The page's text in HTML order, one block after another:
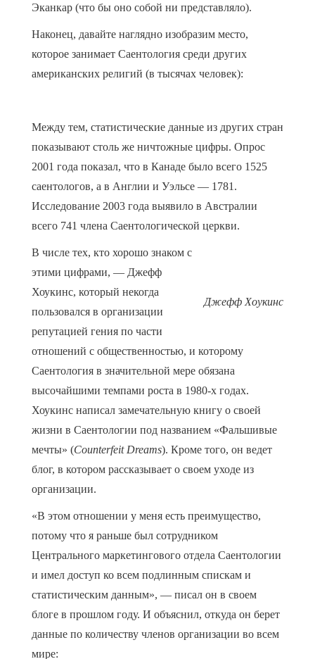
Эканкар (что бы оно собой ни представляло).
Наконец, давайте наглядно изобразим место,
которое занимает Саентология среди других
американских религий (в тысячах человек):
Между тем, статистические данные из других стран
показывают столь же ничтожные цифры. Опрос
2001 года показал, что в Канаде было всего 1525
саентологов, а в Англии и Уэльсе — 1781.
Исследование 2003 года выявило в Австралии
всего 741 члена Саентологической церкви.
Джефф Хоукинс
В числе тех, кто хорошо знаком с
этими цифрами, — Джефф
Хоукинс, который некогда
пользовался в организации
репутацией гения по части
отношений с общественностью, и которому
Саентология в значительной мере обязана
высочайшими темпами роста в 1980-х годах.
Хоукинс написал замечательную книгу о своей
жизни в Саентологии под названием «Фальшивые
мечты» (Counterfeit Dreams). Кроме того, он ведет
блог, в котором рассказывает о своем уходе из
организации.
«В этом отношении у меня есть преимущество,
потому что я раньше был сотрудником
Центрального маркетингового отдела Саентологии
и имел доступ ко всем подлинным спискам и
статистическим данным», — писал он в своем
блоге в прошлом году. И объяснил, откуда он берет
данные по количеству членов организации во всем
мире: